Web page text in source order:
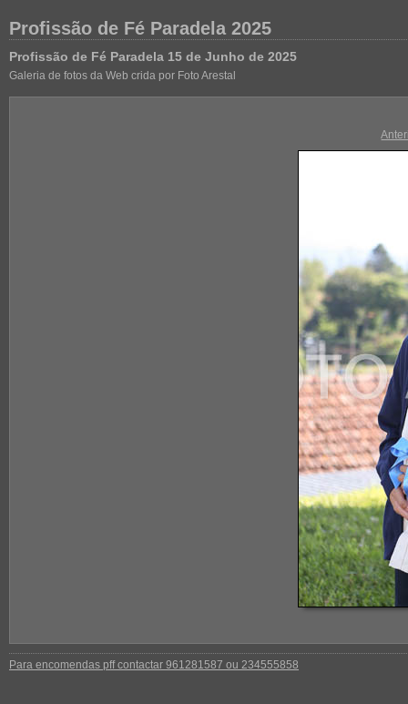
Profissão de Fé Paradela 2025
Profissão de Fé Paradela 15 de Junho de 2025
Galeria de fotos da Web crida por Foto Arestal
Para encomendas pff contactar 961281587 ou 234555858